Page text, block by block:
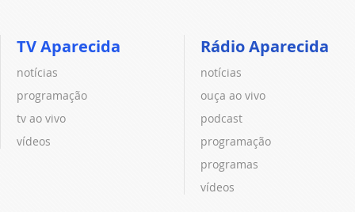
TV Aparecida
notícias
programação
tv ao vivo
vídeos
Rádio Aparecida
notícias
ouça ao vivo
podcast
programação
programas
vídeos